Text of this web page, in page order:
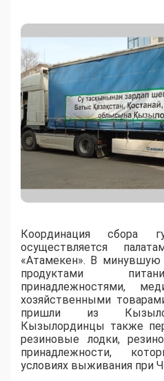
Координация сбора
осуществляется
«Атамекен». В
продуктами
принадлежностями,
хозяйственными
пришли из
Кызылординцы также
резиновые лодки,
принадлежности,
условиях выживания при